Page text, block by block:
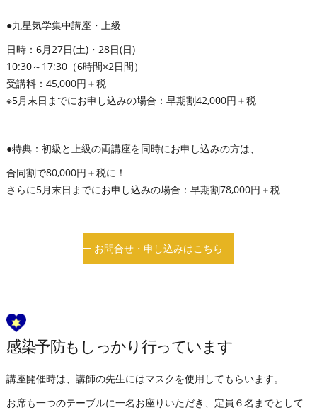
●九星気学集中講座・上級
日時：6月27日(土)・28日(日)
10:30～17:30（6時間×2日間）
受講料：45,000円＋税
※5月末日までにお申し込みの場合：早期割42,000円＋税
●特典：初級と上級の両講座を同時にお申し込みの方は、
合同割で80,000円＋税に！
さらに5月末日までにお申し込みの場合：早期割78,000円＋税
お問合せ・申し込みはこちら
感染予防もしっかり行っています
講座開催時は、講師の先生にはマスクを使用してもらいます。
お席も一つのテーブルに一名お座りいただき、定員６名までとして